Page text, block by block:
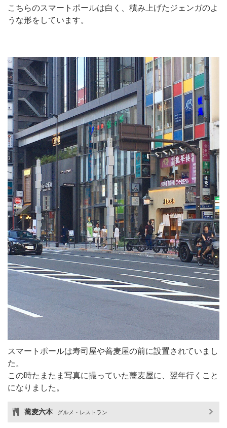
こちらのスマートポールは白く、積み上げたジェンガのよ
うな形をしています。
スマートポールは寿司屋や蕎麦屋の前に設置されていまし
た。
この時たまたま写真に撮っていた蕎麦屋に、翌年行くこと
になりました。
蕎麦六本 グルメ・レストラン